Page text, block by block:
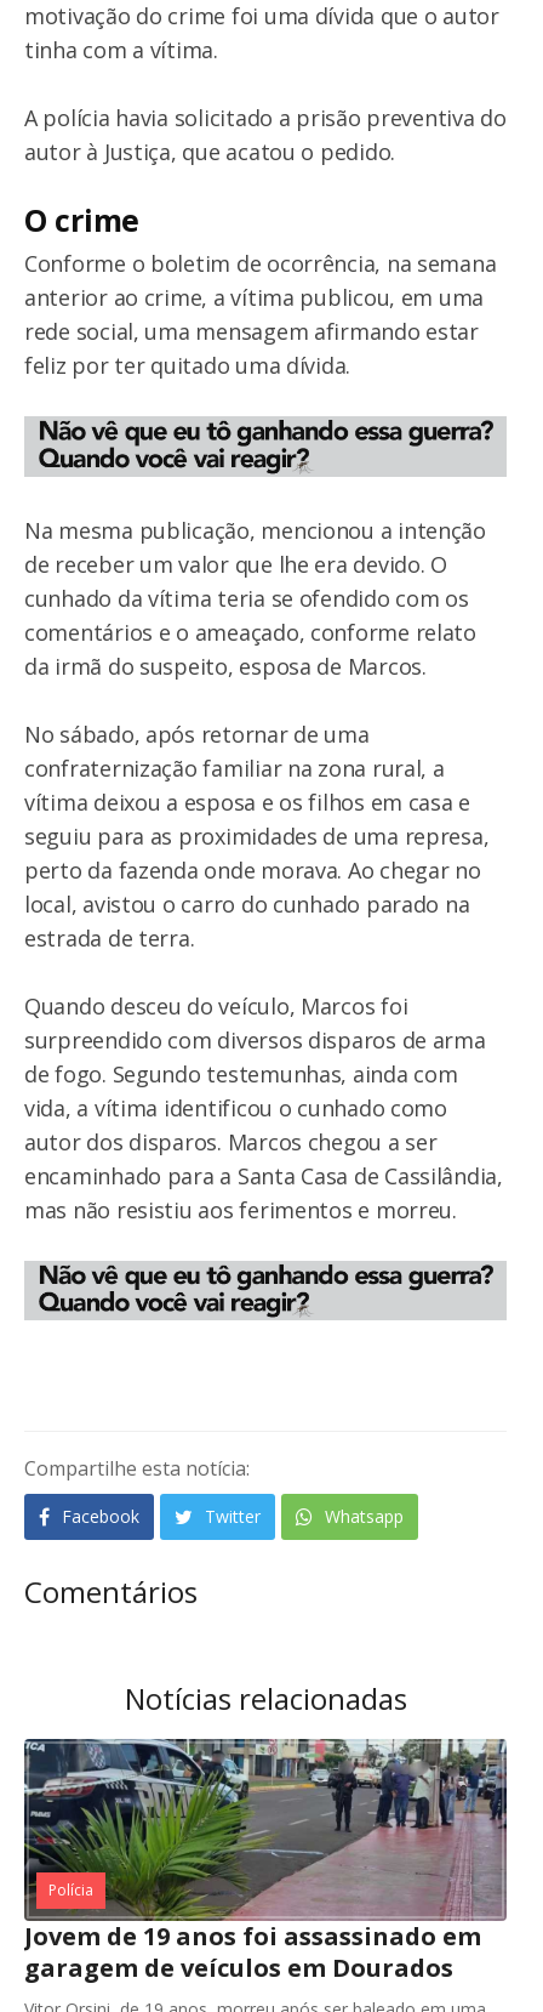
motivação do crime foi uma dívida que o autor
tinha com a vítima.
A polícia havia solicitado a prisão preventiva do
autor à Justiça, que acatou o pedido.
O crime
Conforme o boletim de ocorrência, na semana
anterior ao crime, a vítima publicou, em uma
rede social, uma mensagem afirmando estar
feliz por ter quitado uma dívida.
Na mesma publicação, mencionou a intenção
de receber um valor que lhe era devido. O
cunhado da vítima teria se ofendido com os
comentários e o ameaçado, conforme relato
da irmã do suspeito, esposa de Marcos.
No sábado, após retornar de uma
confraternização familiar na zona rural, a
vítima deixou a esposa e os filhos em casa e
seguiu para as proximidades de uma represa,
perto da fazenda onde morava. Ao chegar no
local, avistou o carro do cunhado parado na
estrada de terra.
Quando desceu do veículo, Marcos foi
surpreendido com diversos disparos de arma
de fogo. Segundo testemunhas, ainda com
vida, a vítima identificou o cunhado como
autor dos disparos. Marcos chegou a ser
encaminhado para a Santa Casa de Cassilândia,
mas não resistiu aos ferimentos e morreu.
Compartilhe esta notícia:
Facebook Twitter Whatsapp
Comentários
Notícias relacionadas
Polícia
Jovem de 19 anos foi assassinado em
garagem de veículos em Dourados